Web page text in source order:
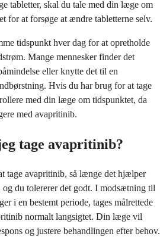
tabletter, skal du tale med din læge om
for at forsøge at ændre tabletterne selv.
tidspunkt hver dag for at opretholde
Mange mennesker finder det
eller knytte det til en
Hvis du har brug for at tage
med din læge om tidspunktet, da
med avapritinib.
tage avapritinib?
tage avapritinib, så længe det hjælper
du tolererer det godt. I modsætning til
i en bestemt periode, tages målrettede
normalt langsigtet. Din læge vil
og justere behandlingen efter behov.